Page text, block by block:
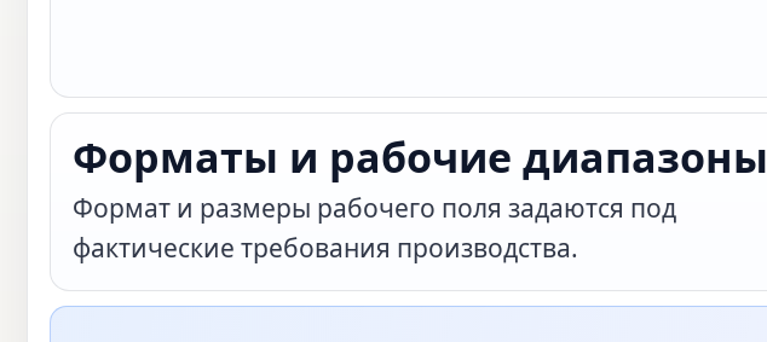
Форматы и рабочие диапазоны
Формат и размеры рабочего поля задаются под
фактические требования производства.